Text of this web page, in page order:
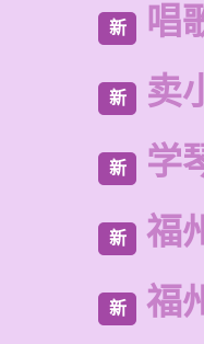
新 唱
新 卖
新 学
新 福
新 福